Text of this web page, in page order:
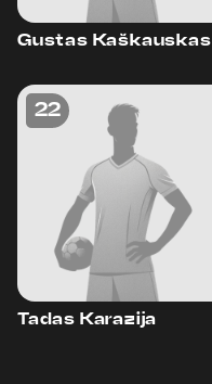
Gustas Kaškauskas
22
Tadas Karazija